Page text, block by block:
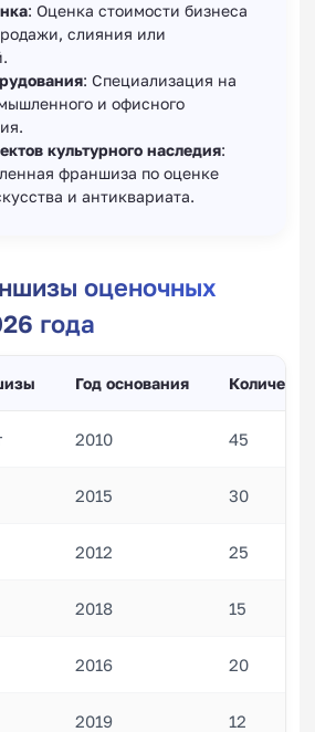
: Оценка стоимости бизнеса
слияния или
: Специализация на
и офисного
культурного наследия:
франшиза по оценке
и антиквариата.
оценочных
года
Год основания
2010 45
2015 30
2012 25
2018 15
2016 20
2019 12